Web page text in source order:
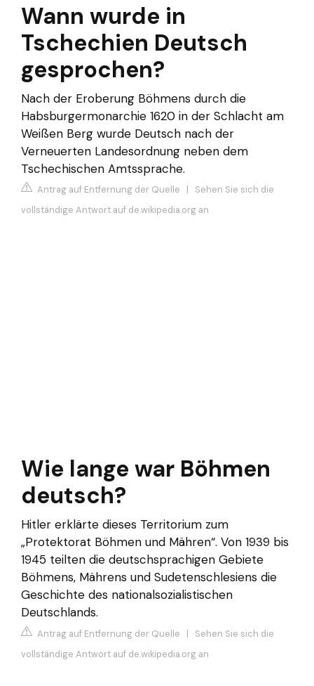
Wann wurde in
Tschechien Deutsch
gesprochen?
Nach der Eroberung Böhmens durch die
Habsburgermonarchie 1620 in der Schlacht am
Weißen Berg wurde Deutsch nach der
Verneuerten Landesordnung neben dem
Tschechischen Amtssprache.
Antrag auf Entfernung der Quelle | Sehen Sie sich die
vollständige Antwort auf de.wikipedia.org an
Wie lange war Böhmen
deutsch?
Hitler erklärte dieses Territorium zum
„Protektorat Böhmen und Mähren“. Von 1939 bis
1945 teilten die deutschsprachigen Gebiete
Böhmens, Mährens und Sudetenschlesiens die
Geschichte des nationalsozialistischen
Deutschlands.
Antrag auf Entfernung der Quelle | Sehen Sie sich die
vollständige Antwort auf de.wikipedia.org an